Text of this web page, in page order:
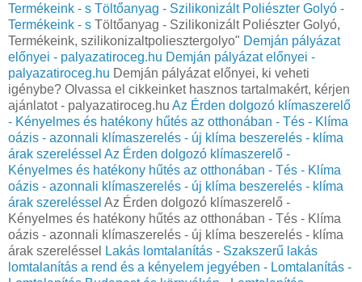
Termékeink - s Töltőanyag - Szilikonizált Poliészter Golyó -
Termékeink - s Töltőanyag - Szilikonizált Poliészter Golyó,
Termékeink, szilikonizaltpoliesztergolyo" Demján pályázat
előnyei - palyazatiroceg.hu Demján pályázat előnyei -
palyazatiroceg.hu Demján pályázat előnyei, ki veheti
igénybe? Olvassa el cikkeinket hasznos tartalmakért, kérjen
ajánlatot - palyazatiroceg.hu Az Érden dolgozó klímaszerelő
- Kényelmes és hatékony hűtés az otthonában - Tés - Klíma
oázis - azonnali klímaszerelés - új klíma beszerelés - klíma
árak szereléssel Az Érden dolgozó klímaszerelő -
Kényelmes és hatékony hűtés az otthonában - Tés - Klíma
oázis - azonnali klímaszerelés - új klíma beszerelés - klíma
árak szereléssel Az Érden dolgozó klímaszerelő -
Kényelmes és hatékony hűtés az otthonában - Tés - Klíma
oázis - azonnali klímaszerelés - új klíma beszerelés - klíma
árak szereléssel
Lakás lomtalanítás - Szakszerű lakás
lomtalanítás a rend és a kényelem jegyében - Lomtalanítás -